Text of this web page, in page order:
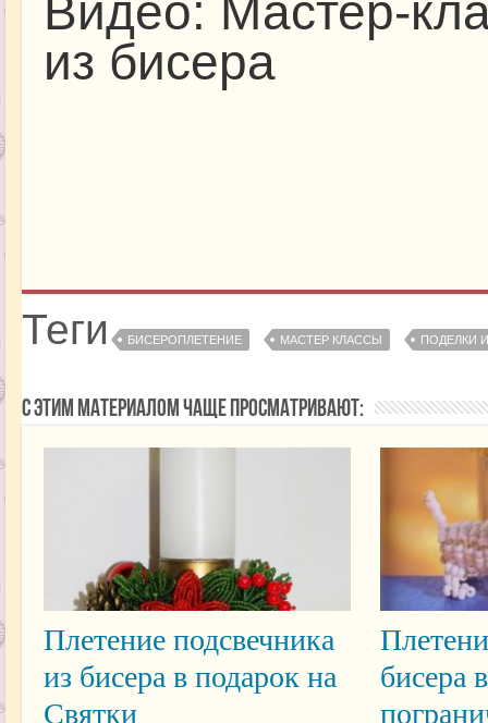
Видео: Мастер-
из бисера
Теги БИСЕРОПЛЕТЕНИЕ МАСТЕР КЛАССЫ ПОДЕЛКИ
С этим материалом чаще просматривают:
Плетение подсвечника
из бисера в подарок на
Святки
бисера